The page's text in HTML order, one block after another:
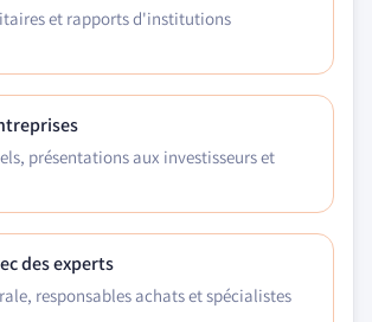
et rapports d'institutions
présentations aux investisseurs et
des experts
responsables achats et spécialistes